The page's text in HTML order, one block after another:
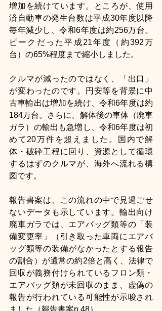
増加を続けています。ところが、使用
済自動車の発生台数は平成30年度以降
毎年減少し、令和6年度は約256万台。
ピークだった平成21年度（約392万
台）の65%程度まで縮小しました。
クルマが減ったのではなく、「出口」
が変わったのです。円安等を背景に中
古車輸出は増加を続け、令和6年度は約
184万台。さらに、解体後の車体（廃車
ガラ）の輸出も急増し、令和6年度は初
めて20万件を超えました。国内で解
体・破砕工程に回り、資源として循環
するはずのクルマが、海外へ流れる構
図です。
報告書案は、この流れの中で見過ごせ
ないデータも示しています。輸出向け
廃車ガラでは、エアバッグ類等の「装
備変更率」（引き取った車両にエアバ
ッグ類等の装備がなかったとする報告
の割合）が通常の約2倍と高く、法律で
回収が義務付けられているフロン類・
エアバッグ類が未回収のまま、虚偽の
報告が行われている可能性が示唆され
ました（報告書案p.48）。